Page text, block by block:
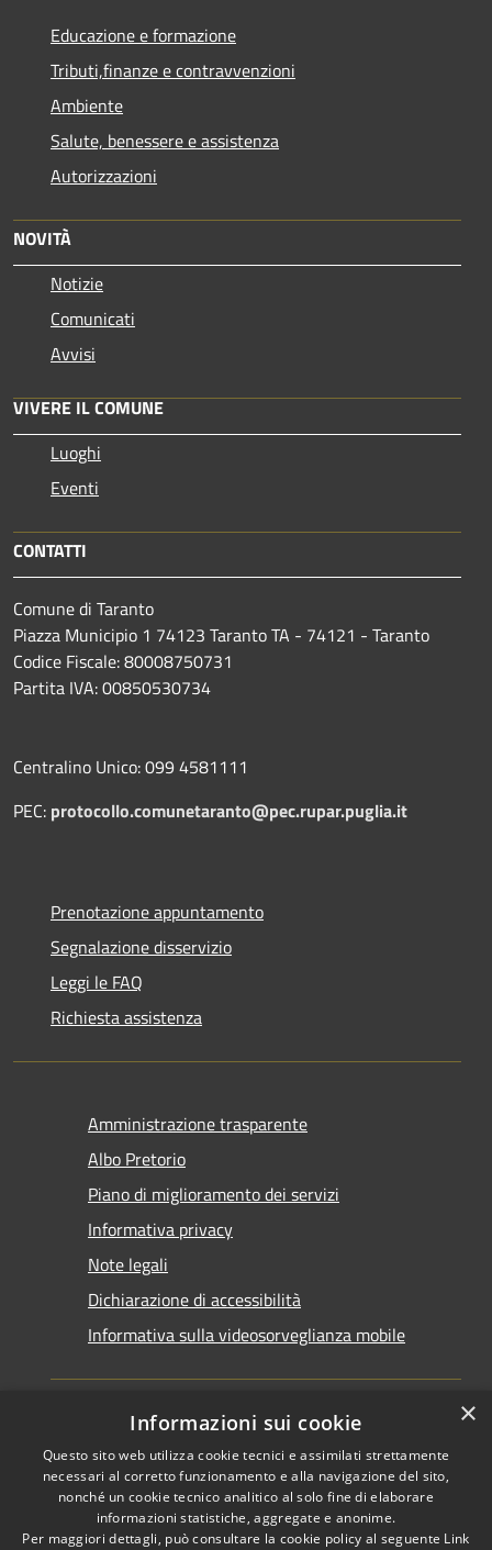
Educazione e formazione
Tributi,finanze e contravvenzioni
Ambiente
Salute, benessere e assistenza
Autorizzazioni
NOVITÀ
Notizie
Comunicati
Avvisi
VIVERE IL COMUNE
Luoghi
Eventi
CONTATTI
Comune di Taranto
Piazza Municipio 1 74123 Taranto TA - 74121 - Taranto
Codice Fiscale: 80008750731
Partita IVA: 00850530734
Centralino Unico: 099 4581111
PEC: protocollo.comunetaranto@pec.rupar.puglia.it
Prenotazione appuntamento
Segnalazione disservizio
Leggi le FAQ
Richiesta assistenza
Amministrazione trasparente
Albo Pretorio
Piano di miglioramento dei servizi
Informativa privacy
Note legali
Dichiarazione di accessibilità
Informativa sulla videosorveglianza mobile
RSS
Accessibilità
Copyright © 2026 • Comune di
Taranto • Powered by
Municipium•Accesso
×
Informazioni sui cookie
Questo sito web utilizza cookie tecnici e assimilati strettamente
necessari al corretto funzionamento e alla navigazione del sito,
nonché un cookie tecnico analitico al solo fine di elaborare
informazioni statistiche, aggregate e anonime.
Per maggiori dettagli, può consultare la cookie policy al seguente Link